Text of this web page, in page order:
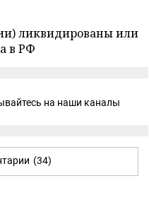
ликвидированы или
в РФ
на наши каналы
(34)